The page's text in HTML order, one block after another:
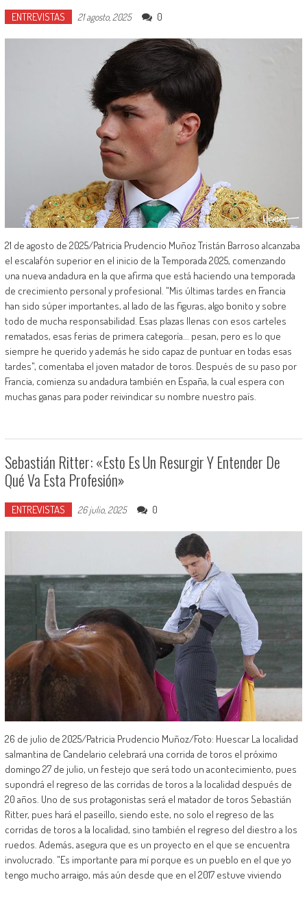
ENTREVISTAS 21 agosto, 2025 0
21 de agosto de 2025/Patricia Prudencio Muñoz Tristán Barroso alcanzaba
el escalafón superior en el inicio de la Temporada 2025, comenzando
una nueva andadura en la que afirma que está haciendo una temporada
de crecimiento personal y profesional. "Mis últimas tardes en Francia
han sido súper importantes, al lado de las figuras, algo bonito y sobre
todo de mucha responsabilidad. Esas plazas llenas con esos carteles
rematados, esas ferias de primera categoría... pesan, pero es lo que
siempre he querido y además he sido capaz de puntuar en todas esas
tardes", comentaba el joven matador de toros. Después de su paso por
Francia, comienza su andadura también en España, la cual espera con
muchas ganas para poder reivindicar su nombre nuestro país.
Sebastián Ritter: «Esto Es Un Resurgir Y Entender De
Qué Va Esta Profesión»
ENTREVISTAS 26 julio, 2025 0
26 de julio de 2025/Patricia Prudencio Muñoz/Foto: Huescar La localidad
salmantina de Candelario celebrará una corrida de toros el próximo
domingo 27 de julio, un festejo que será todo un acontecimiento, pues
supondrá el regreso de las corridas de toros a la localidad después de
20 años. Uno de sus protagonistas será el matador de toros Sebastián
Ritter, pues hará el paseíllo, siendo este, no solo el regreso de las
corridas de toros a la localidad, sino también el regreso del diestro a los
ruedos. Además, asegura que es un proyecto en el que se encuentra
involucrado. "Es importante para mí porque es un pueblo en el que yo
tengo mucho arraigo, más aún desde que en el 2017 estuve viviendo